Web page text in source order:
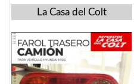
2001-2010La Casa del Colt